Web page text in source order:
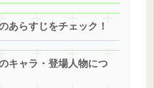
あらすじをチェック！
キャラ・登場人物につ